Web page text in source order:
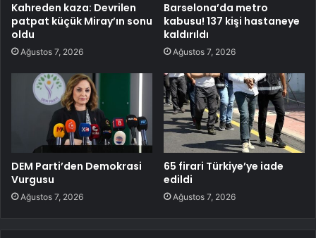
Kahreden kaza: Devrilen
patpat küçük Miray’ın sonu
oldu
Ağustos 7, 2026
Barselona’da metro
kabusu! 137 kişi hastaneye
kaldırıldı
Ağustos 7, 2026
DEM Parti’den Demokrasi
Vurgusu
Ağustos 7, 2026
65 firari Türkiye’ye iade
edildi
Ağustos 7, 2026